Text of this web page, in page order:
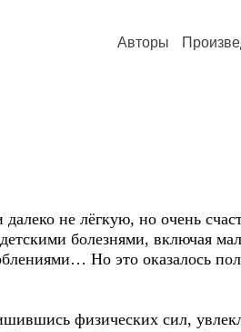
Авторы
не лёгкую, но очень
болезнями, включая
Но это оказалось
физических сил,